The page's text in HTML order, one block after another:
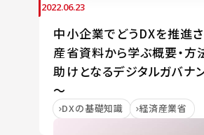
2022.06.23
中小企業でどうDXを推進
産省資料から学ぶ概要・方
助けとなるデジタルガバナ
～
DXの基礎知識 経済産業省